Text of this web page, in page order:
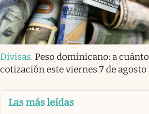
Divisas. Peso dominicano: a
cotización este viernes 7 de agosto
Las más leídas